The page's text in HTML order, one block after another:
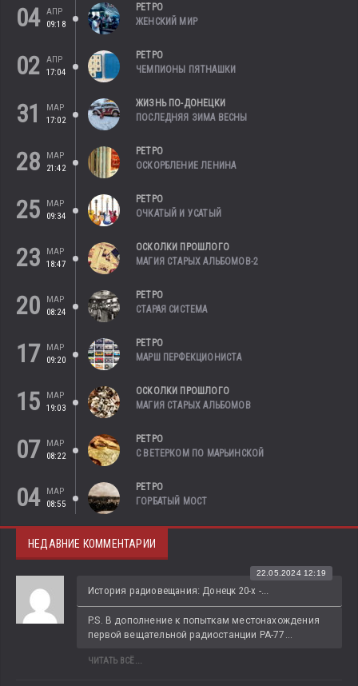
04 АПР
09:18
РЕТРО
ЖЕНСКИЙ МИР
02
АПР
17:04
РЕТРО
ЧЕМПИОНЫ ПЯТНАШКИ
31
МАР
17:02
ЖИЗНЬ ПО-ДОНЕЦКИ
ПОСЛЕДНЯЯ ЗИМА ВЕСНЫ
28
МАР
21:42
РЕТРО
ОСКОРБЛЕНИЕ ЛЕНИНА
25
МАР
09:34
РЕТРО
ОЧКАТЫЙ И УСАТЫЙ
23
МАР
18:47
ОСКОЛКИ ПРОШЛОГО
МАГИЯ СТАРЫХ АЛЬБОМОВ-2
20
МАР
08:24
РЕТРО
СТАРАЯ СИСТЕМА
17
МАР
09:20
РЕТРО
МАРШ ПЕРФЕКЦИОНИСТА
15
МАР
19:03
ОСКОЛКИ ПРОШЛОГО
МАГИЯ СТАРЫХ АЛЬБОМОВ
07
МАР
08:22
РЕТРО
С ВЕТЕРКОМ ПО МАРЬИНСКОЙ
04
МАР
08:55
РЕТРО
ГОРБАТЫЙ МОСТ
НЕДАВНИЕ КОММЕНТАРИИ
История радиовещания: Донецк 20-х -...
22.05.2024 12:19
P.S. В дополнение к попыткам местонахождения
первой вещательной радиостанции РА-77...
ЧИТАТЬ ВСЁ...